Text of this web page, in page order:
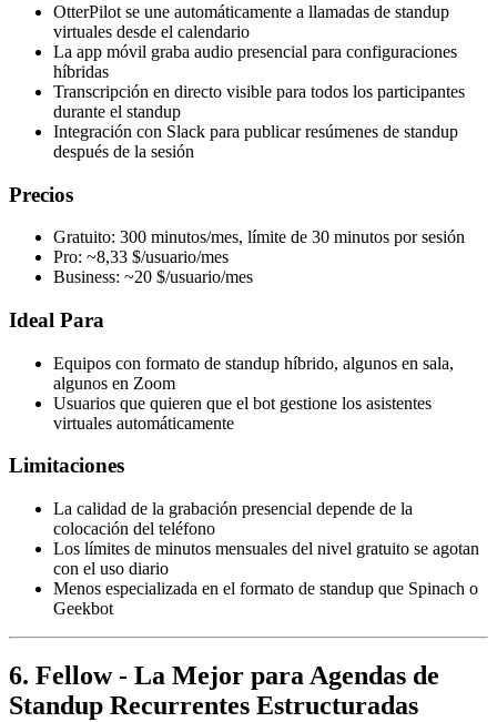
OtterPilot se une automáticamente a llamadas de standup
virtuales desde el calendario
La app móvil graba audio presencial para configuraciones
híbridas
Transcripción en directo visible para todos los participantes
durante el standup
Integración con Slack para publicar resúmenes de standup
después de la sesión
Precios
Gratuito: 300 minutos/mes, límite de 30 minutos por sesión
Pro: ~8,33 $/usuario/mes
Business: ~20 $/usuario/mes
Ideal Para
Equipos con formato de standup híbrido, algunos en sala,
algunos en Zoom
Usuarios que quieren que el bot gestione los asistentes
virtuales automáticamente
Limitaciones
La calidad de la grabación presencial depende de la
colocación del teléfono
Los límites de minutos mensuales del nivel gratuito se agotan
con el uso diario
Menos especializada en el formato de standup que Spinach o
Geekbot
6. Fellow - La Mejor para Agendas de
Standup Recurrentes Estructuradas